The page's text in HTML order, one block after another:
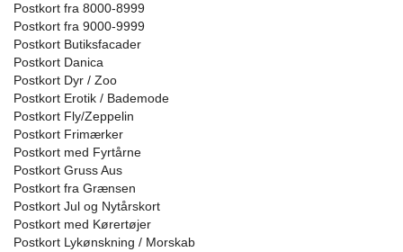
Postkort fra 8000-8999
Postkort fra 9000-9999
Postkort Butiksfacader
Postkort Danica
Postkort Dyr / Zoo
Postkort Erotik / Bademode
Postkort Fly/Zeppelin
Postkort Frimærker
Postkort med Fyrtårne
Postkort Gruss Aus
Postkort fra Grænsen
Postkort Jul og Nytårskort
Postkort med Kørertøjer
Postkort Lykønskning / Morskab